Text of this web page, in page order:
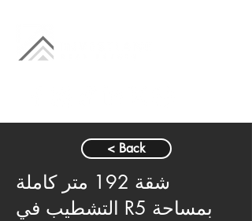
< Back
شقة 192 متر كاملة
التشطيب في R5 بمساحة